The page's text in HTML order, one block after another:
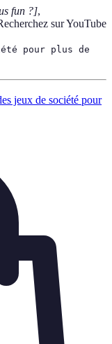
fun ?],
sur YouTube
pour plus de
jeux de société pour